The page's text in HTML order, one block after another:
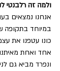
ולמה זה רלבנטי
אנחנו נמצאים
במיוחד בתקופה
כונו עטפנו את
אחד ואחת
ונפרד מביא גם